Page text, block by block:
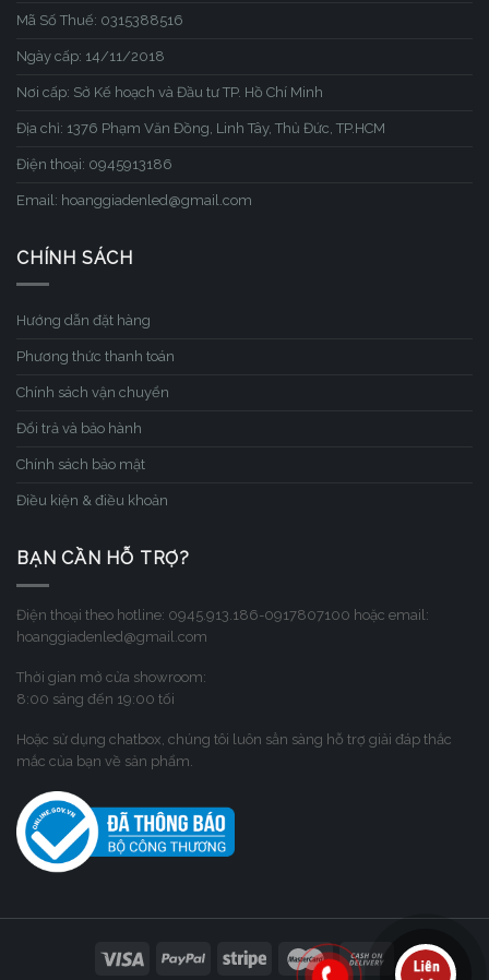
Mã Số Thuế: 0315388516
Ngày cấp: 14/11/2018
Nơi cấp: Sở Kế hoạch và Đầu tư TP. Hồ Chí Minh
Địa chỉ: 1376 Phạm Văn Đồng, Linh Tây, Thủ Đức, TP.HCM
Điện thoại: 0945913186
Email: hoanggiadenled@gmail.com
CHÍNH SÁCH
Hướng dẫn đặt hàng
Phương thức thanh toán
Chính sách vận chuyển
Đổi trả và bảo hành
Chính sách bảo mật
Điều kiện & điều khoản
BẠN CẦN HỖ TRỢ?
Điện thoại theo hotline: 0945.913.186-0917807100 hoặc email:
hoanggiadenled@gmail.com
Thời gian mở cửa showroom:
8:00 sáng đến 19:00 tối
Hoặc sử dụng chatbox, chúng tôi luôn sẳn sàng hỗ trợ giải đáp thắc
mắc của bạn về sản phẩm.